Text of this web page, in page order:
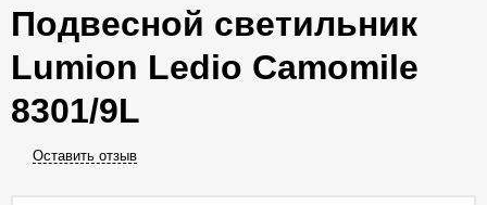
Подвесной светильник
Lumion Ledio Camomile
8301/9L
Оставить отзыв